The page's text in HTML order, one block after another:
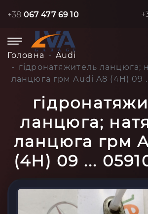
+38 067 477 69 10
Головна
Audi
гідронатяжитель ланцюга;
ланцюга грм Audi A8 (4H) 09
ланцюга;
ланцюга грм
(4H) 09 ...